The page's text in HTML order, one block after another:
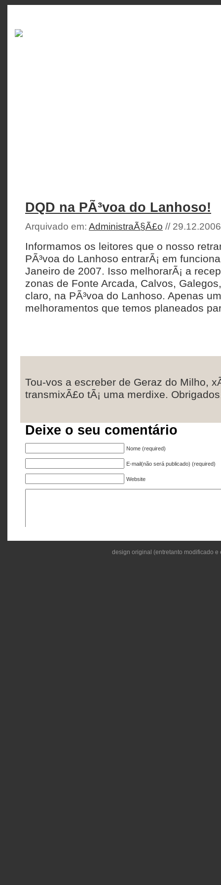
DQD na PÃ³voa do Lanhoso!
Arquivado em: AdministraÃ§Ã£o //
Informamos os leitores que o nosso
PÃ³voa do Lanhoso entrarÃ¡ em
Janeiro de 2007. Isso melhorarÃ¡ a
zonas de Fonte Arcada, Calvos,
claro, na PÃ³voa do Lanhoso. Apenas
melhoramentos que temos planeados
Tou-vos a escreber de Geraz do Milho,
transmixÃ£o tÃ¡ uma merdixe.
Deixe o seu comentário
Nome (required)
E-mail(não será publicado) (required)
Website
design original (entretanto modificado